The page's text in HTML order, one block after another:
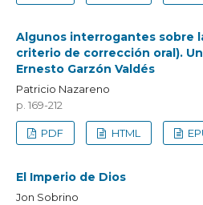
Algunos interrogantes sobre
criterio de corrección oral).
Ernesto Garzón Valdés
Patricio Nazareno
p. 169-212
PDF HTML
El Imperio de Dios
Jon Sobrino